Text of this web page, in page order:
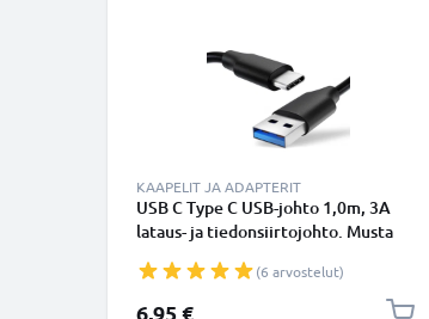
KAAPELIT JA ADAPTERIT
USB C Type C USB-johto 1,0m, 3A
lataus- ja tiedonsiirtojohto. Musta
USB-kaapeli
(6 arvostelut)
6,95 €